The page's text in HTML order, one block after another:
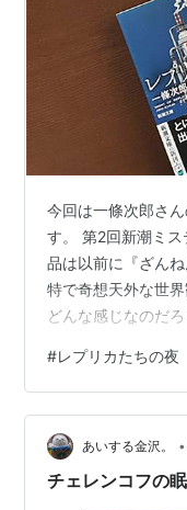
今回は一條次郎さ
す。 第2回新潮ミ
品は以前に『ざん
特で奇想天外な世
どんな感じなのだ
して読む。 伊坂さ
で、やっぱり本作
最後に あらすじ 夜
と出くわした。 工
追うことになるが
#レプリカたちの夜
あいする金沢。 •
チェレンコフの眠